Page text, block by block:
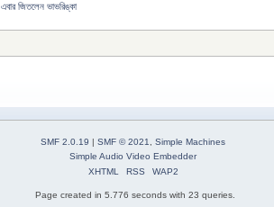
এবার জিতলেন ভাভরিঙ্কা
SMF 2.0.19 SMF © 2021, Simple Machines
Simple Audio Video Embedder
XHTML
RSS WAP2
Page created in 5.776 seconds with 23 queries.